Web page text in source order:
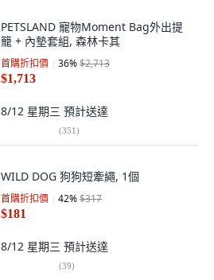
PETSLAND 寵物Moment Bag外出提
籠 + 內墊套組, 森林卡其
首購折扣價 36%$2,713
$1,713
8/12 星期三 預計送達
(351)
WILD DOG 狗狗短牽繩, 1個
首購折扣價 42%$317
$181
8/12 星期三 預計送達
(39)